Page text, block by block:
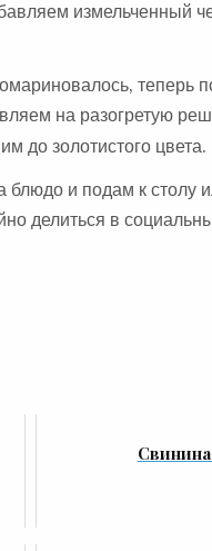
измельченный
теперь
на разогретую
до золотистого цвета.
и подам к столу
делиться в